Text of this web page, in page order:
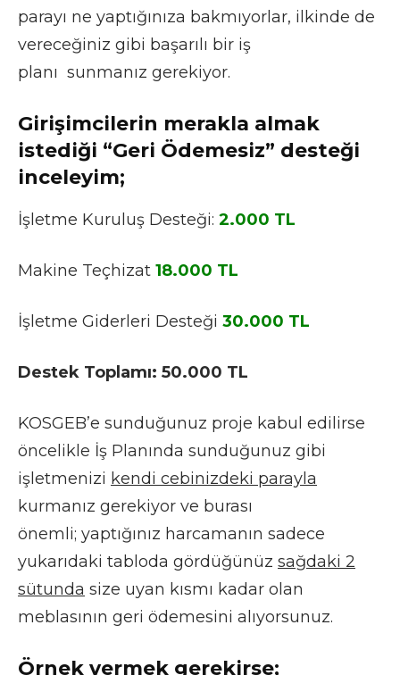
parayı ne yaptığınıza bakmıyorlar, ilkinde de
vereceğiniz gibi başarılı bir iş
planı sunmanız gerekiyor.
Girişimcilerin merakla almak
istediği “Geri Ödemesiz” desteği
inceleyim;
İşletme Kuruluş Desteği: 2.000 TL
Makine Teçhizat 18.000 TL
İşletme Giderleri Desteği 30.000 TL
Destek Toplamı: 50.000 TL
KOSGEB’e sunduğunuz proje kabul edilirse
öncelikle İş Planında sunduğunuz gibi
işletmenizi kendi cebinizdeki parayla
kurmanız gerekiyor ve burası
önemli; yaptığınız harcamanın sadece
yukarıdaki tabloda gördüğünüz sağdaki 2
sütunda size uyan kısmı kadar olan
meblasının geri ödemesini alıyorsunuz.
Örnek vermek gerekirse;